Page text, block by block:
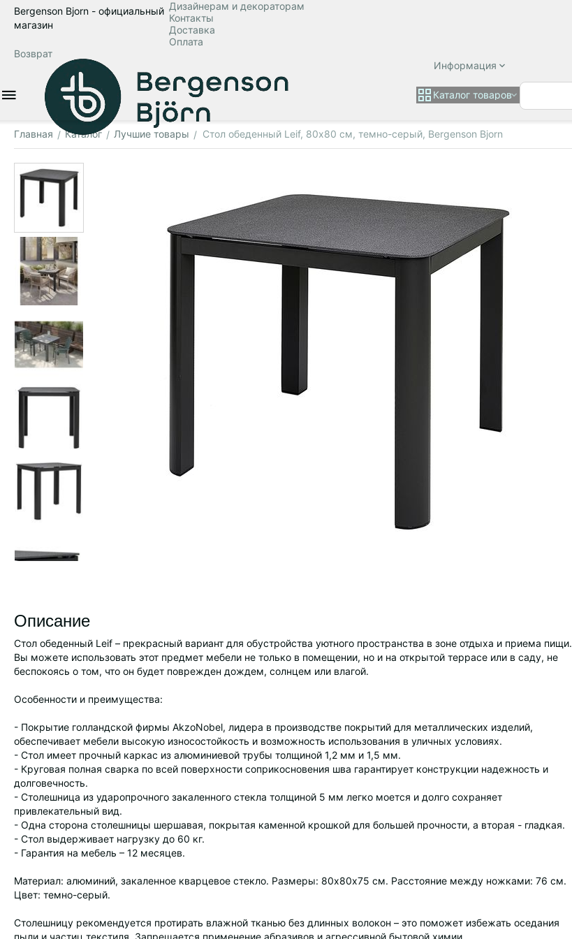
Bergenson Bjorn - официальный
магазин
Дизайнерам и декораторам
Контакты
Доставка
Оплата
Возврат
Информация
Каталог товаров
Главная / Каталог / Лучшие товары / Стол обеденный Leif, 80х80 см, темно-серый, Bergenson Bjorn
Описание
Стол обеденный Leif – прекрасный вариант для обустройства уютного пространства в зоне отдыха и приема пищи.
Вы можете использовать этот предмет мебели не только в помещении, но и на открытой террасе или в саду, не
беспокоясь о том, что он будет поврежден дождем, солнцем или влагой.
Особенности и преимущества:
- Покрытие голландской фирмы AkzoNobel, лидера в производстве покрытий для металлических изделий,
обеспечивает мебели высокую износостойкость и возможность использования в уличных условиях.
- Стол имеет прочный каркас из алюминиевой трубы толщиной 1,2 мм и 1,5 мм.
- Круговая полная сварка по всей поверхности соприкосновения шва гарантирует конструкции надежность и
долговечность.
- Столешница из ударопрочного закаленного стекла толщиной 5 мм легко моется и долго сохраняет
привлекательный вид.
- Одна сторона столешницы шершавая, покрытая каменной крошкой для большей прочности, а вторая - гладкая.
- Стол выдерживает нагрузку до 60 кг.
- Гарантия на мебель – 12 месяцев.
Материал: алюминий, закаленное кварцевое стекло. Размеры: 80х80х75 см. Расстояние между ножками: 76 см.
Цвет: темно-серый.
Столешницу рекомендуется протирать влажной тканью без длинных волокон – это поможет избежать оседания
пыли и частиц текстиля. Запрещается применение абразивов и агрессивной бытовой химии.